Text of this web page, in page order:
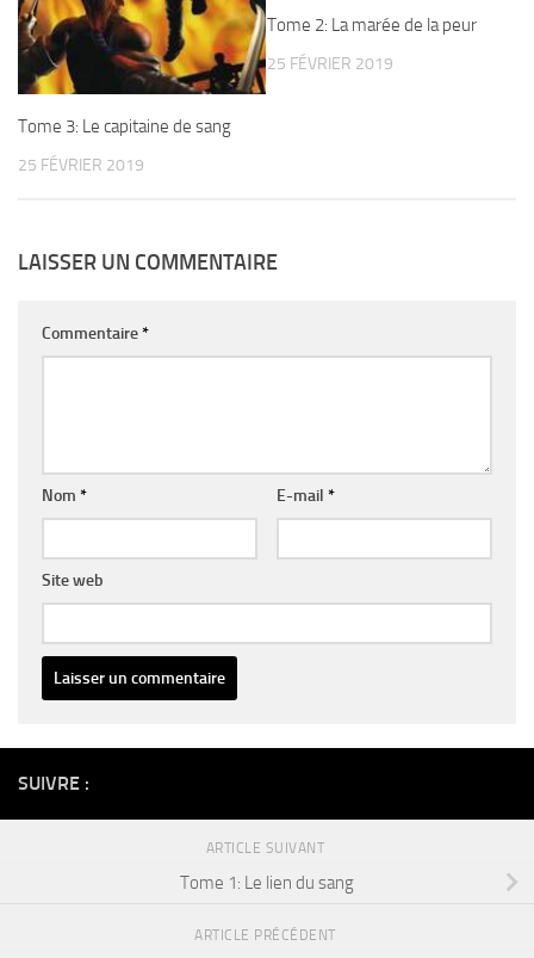
Tome 3: Le capitaine de sang
25 FÉVRIER 2019
Tome 2: La marée de la peur
25 FÉVRIER 2019
LAISSER UN COMMENTAIRE
Commentaire*
Nom * E-mail *
Site web
SUIVRE :
ARTICLE SUIVANT
Tome 1: Le lien du sang
ARTICLE PRÉCÉDENT